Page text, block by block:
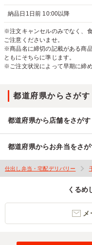
納品日1日前 10:00以降
※注文キャンセルのみでなく、
ご注意くださいませ。
※商品名に締切の記載がある商
ともにそちらに準じます。
※ご注文状況によって早期に締
都道府県からさがす
都道府県から店舗をさがす
都道府県からお弁当をさが
仕出し弁当・宅配デリバリー
くるめ